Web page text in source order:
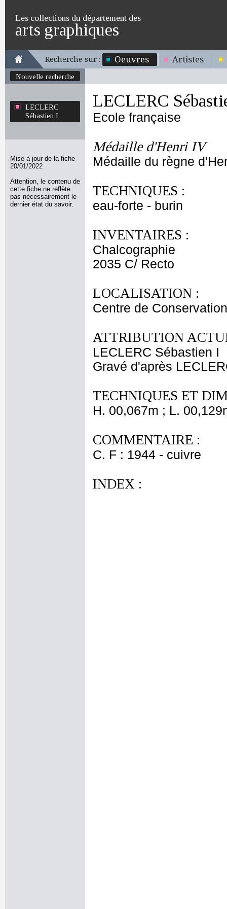
Les collections du département des
arts graphiques
Recherche sur : Oeuvres Artistes
Nouvelle recherche
LECLERC
Sébastien I
Mise à jour de la fiche
20/01/2022
Attention, le contenu de
cette fiche ne reflète
pas nécessairement le
dernier état du savoir.
LECLERC
Ecole française
Médaille d'Henri IV
Médaille du règne
TECHNIQUES :
eau-forte - burin
INVENTAIRES :
Chalcographie
2035 C/ Recto
LOCALISATION :
Centre de
ATTRIBUTION
LECLERC Sébastien I
Gravé d'après
TECHNIQUES ET
H. 00,067m ; L.
COMMENTAIRE :
C. F : 1944 - cuivre
INDEX :